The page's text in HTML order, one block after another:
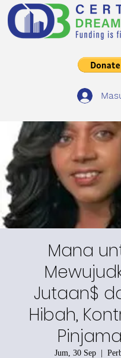
Mana
Jutaan$
Hibah,
Jum, 30 Sep
  |